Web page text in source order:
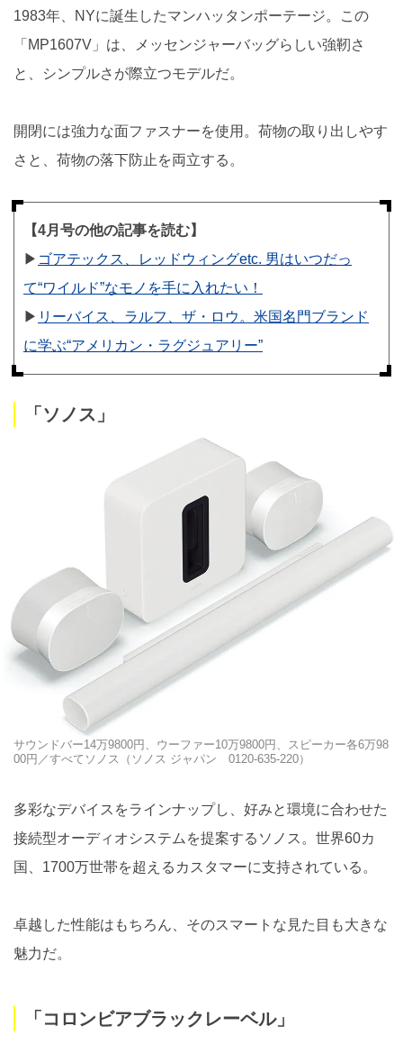
1983年、NYに誕生したマンハッタンポーテージ。この
「MP1607V」は、メッセンジャーバッグらしい強靭さ
と、シンプルさが際立つモデルだ。
開閉には強力な面ファスナーを使用。荷物の取り出しやす
さと、荷物の落下防止を両立する。
【4月号の他の記事を読む】
▶︎ ゴアテックス、レッドウィングetc. 男はいつだっ
て“ワイルド”なモノを手に入れたい！
▶︎ リーバイス、ラルフ、ザ・ロウ。米国名門ブランド
に学ぶ“アメリカン・ラグジュアリー”
「ソノス」
サウンドバー14万9800円、ウーファー10万9800円、スピーカー各6万98
00円／すべてソノス（ソノス ジャパン 0120-635-220）
多彩なデバイスをラインナップし、好みと環境に合わせた
接続型オーディオシステムを提案するソノス。世界60カ
国、1700万世帯を超えるカスタマーに支持されている。
卓越した性能はもちろん、そのスマートな見た目も大きな
魅力だ。
「コロンビアブラックレーベル」